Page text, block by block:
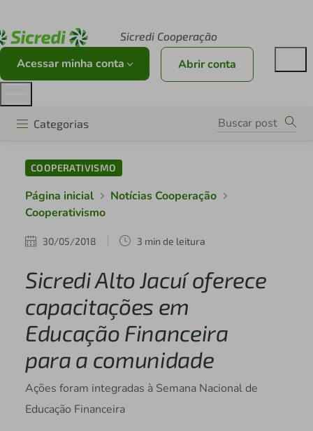
Sicredi Cooperação
Acessar minha conta Abrir conta
Categorias
COOPERATIVISMO
Página inicial
Notícias Cooperação
Cooperativismo
30/05/2018 3 min de leitura
Sicredi Alto Jacuí oferece
capacitações em
Educação Financeira
para a comunidade
Ações foram integradas à Semana Nacional de
Educação Financeira